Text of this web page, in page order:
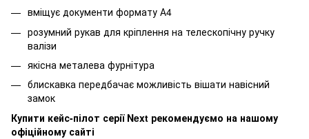
вміщує документи формату А4
розумний рукав для кріплення на телескопічну ручку
валізи
якісна металева фурнітура
блискавка передбачає можливість вішати навісний
замок
Купити кейс-пілот серії Next рекомендуємо на нашому
офіційному сайті